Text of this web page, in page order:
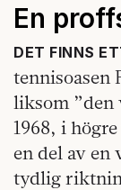
En
DET FINNS
tennisoasen
liksom ”den
1968, i
en del av
tydlig